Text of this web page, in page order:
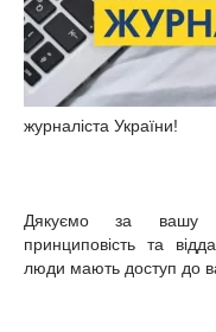
журналіста України!
Дякуємо
за вашу
принциповість та
люди мають доступ до